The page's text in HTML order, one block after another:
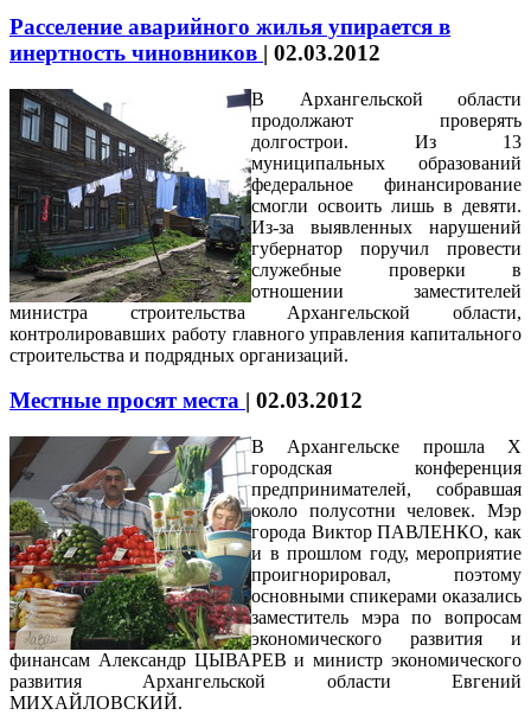
Расселение аварийного жилья упирается в
инертность чиновников | 02.03.2012
В Архангельской области
продолжают проверять
долгострои. Из 13
муниципальных образований
федеральное финансирование
смогли освоить лишь в девяти.
Из-за выявленных нарушений
губернатор поручил провести
служебные проверки в
отношении заместителей
министра строительства Архангельской области,
контролировавших работу главного управления капитального
строительства и подрядных организаций.
Местные просят места | 02.03.2012
В Архангельске прошла X
городская конференция
предпринимателей, собравшая
около полусотни человек. Мэр
города Виктор ПАВЛЕНКО, как
и в прошлом году, мероприятие
проигнорировал, поэтому
основными спикерами оказались
заместитель мэра по вопросам
экономического развития и
финансам Александр ЦЫВАРЕВ и министр экономического
развития Архангельской области Евгений
МИХАЙЛОВСКИЙ.